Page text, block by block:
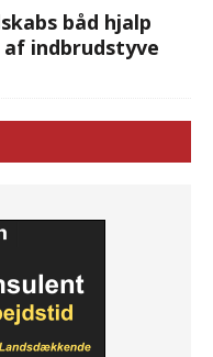
båd hjalp
indbrudstyve